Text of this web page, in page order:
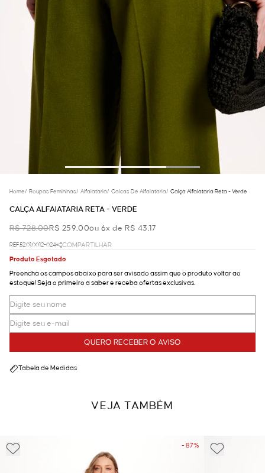
Home/ Roupas Femininas/ Alfaiataria/ Calcas De Alfaiataria/ Calça Alfaiataria Reta - Verde
CALÇA ALFAIATARIA RETA - VERDE
R$ 728,00R$ 259,00ou 6x de R$ 43,17
REF.52.01.0012-024
COMPARTILHAR
Produto Esgotado
Preencha os campos abaixo para ser avisado assim que o produto voltar ao
estoque! Seja o primeiro a saber e receba ofertas exclusivas.
QUERO RECEBER O AVISO
Tabela de Medidas
VEJA TAMBÉM
- 87%